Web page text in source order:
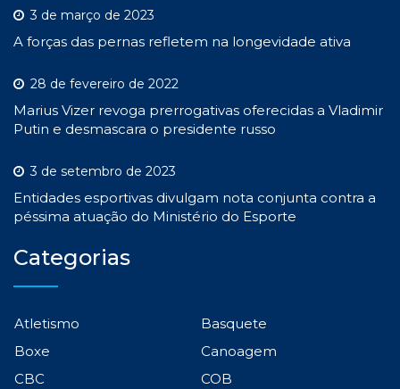
3 de março de 2023
A forças das pernas refletem na longevidade ativa
28 de fevereiro de 2022
Marius Vizer revoga prerrogativas oferecidas a Vladimir
Putin e desmascara o presidente russo
3 de setembro de 2023
Entidades esportivas divulgam nota conjunta contra a
péssima atuação do Ministério do Esporte
Categorias
Atletismo
Basquete
Boxe
Canoagem
CBC
COB